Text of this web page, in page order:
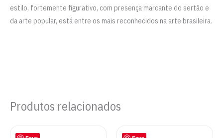
estilo, fortemente figurativo, com presença marcante do sertão e
da arte popular, está entre os mais reconhecidos na arte brasileira.
Produtos relacionados